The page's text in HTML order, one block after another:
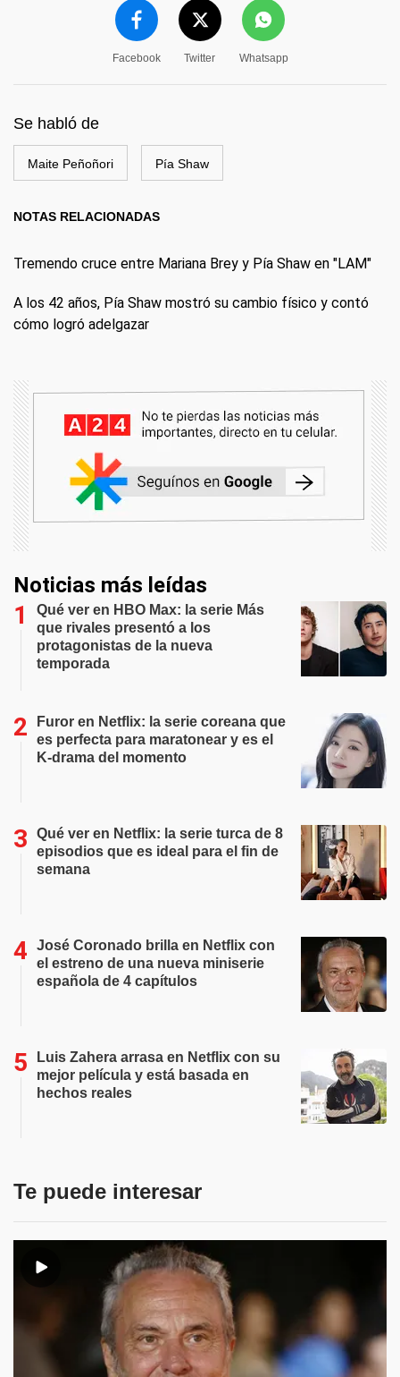
Facebook Twitter Whatsapp
Se habló de
Maite Peñoñori Pía Shaw
NOTAS RELACIONADAS
Tremendo cruce entre Mariana Brey y Pía Shaw en "LAM"
A los 42 años, Pía Shaw mostró su cambio físico y contó
cómo logró adelgazar
Noticias más leídas
Qué ver en HBO Max: la serie Más
que rivales presentó a los
protagonistas de la nueva
temporada
Furor en Netflix: la serie coreana que
es perfecta para maratonear y es el
K-drama del momento
Qué ver en Netflix: la serie turca de 8
episodios que es ideal para el fin de
semana
José Coronado brilla en Netflix con
el estreno de una nueva miniserie
española de 4 capítulos
Luis Zahera arrasa en Netflix con su
mejor película y está basada en
hechos reales
Te puede interesar